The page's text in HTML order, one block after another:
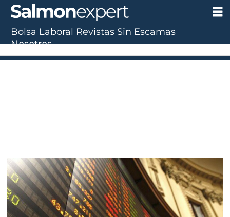
Bolsa Laboral Revistas Sin Escamas
Nosotros